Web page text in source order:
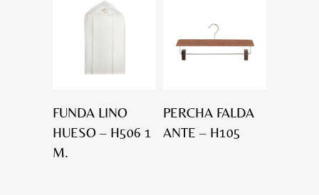
FUNDA LINO
HUESO – H506 1
M.
PERCHA FALDA
ANTE – H105